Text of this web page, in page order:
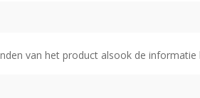
van het product alsook de